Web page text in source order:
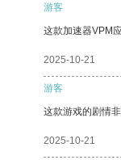
游客
这款加速器VPM
2025-10-21
游客
这款游戏的剧情
2025-10-21